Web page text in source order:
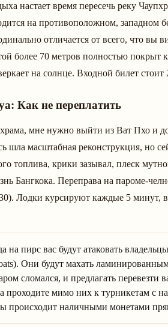
настает время пересечь реку
на противоположном, западном
отличается от всего, что вы
более 70 метров полностью покрыт
на солнце. Входной билет
Как не переплатить
мне нужно выйти из Ват Пхо и
шла масштабная реконструкция, но
топлива, крики зазывал, плеск
Бангкока. Переправа на пароме-
Лодки курсируют каждые 5 минут,
на пирс вас будут атаковать
Они будут махать
сломался, и предлагать перевезти
проходите мимо них к турникетам с
происходит наличными монетами